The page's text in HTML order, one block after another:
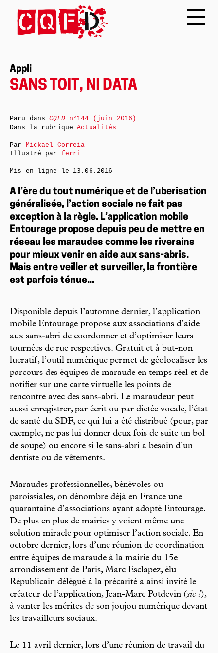
Appli
SANS TOIT, NI DATA
A l’ère du tout numérique et de l’uberisation
généralisée, l’action sociale ne fait pas
exception à la règle. L’application mobile
Entourage propose depuis peu de mettre en
réseau les maraudes comme les riverains
pour mieux venir en aide aux sans-abris.
Mais entre veiller et surveiller, la frontière
est parfois ténue...
Disponible depuis l’automne dernier, l’application
mobile Entourage propose aux associations d’aide
aux sans-abri de coordonner et d’optimiser leurs
tournées de rue respectives. Gratuit et à but-non
lucratif, l’outil numérique permet de géolocaliser les
parcours des équipes de maraude en temps réel et de
notifier sur une carte virtuelle les points de
rencontre avec des sans-abri. Le maraudeur peut
aussi enregistrer, par écrit ou par dictée vocale, l’état
de santé du SDF, ce qui lui a été distribué (pour, par
exemple, ne pas lui donner deux fois de suite un bol
de soupe) ou encore si le sans-abri a besoin d’un
dentiste ou de vêtements.
Maraudes professionnelles, bénévoles ou
paroissiales, on dénombre déjà en France une
quarantaine d’associations ayant adopté Entourage.
De plus en plus de mairies y voient même une
solution miracle pour optimiser l’action sociale. En
octobre dernier, lors d’une réunion de coordination
entre équipes de maraude à la mairie du 15e
arrondissement de Paris, Marc Esclapez, élu
Républicain délégué à la précarité a ainsi invité le
créateur de l’application, Jean-Marc Potdevin (sic !),
à vanter les mérites de son joujou numérique devant
les travailleurs sociaux.
Le 11 avril dernier, lors d’une réunion de travail du
Paru dansCQFDn°144 (juin 2016)
Dans la rubriqueActualités
Par Mickael Correia
Illustré par ferri
Mis en ligne le 13.06.2016